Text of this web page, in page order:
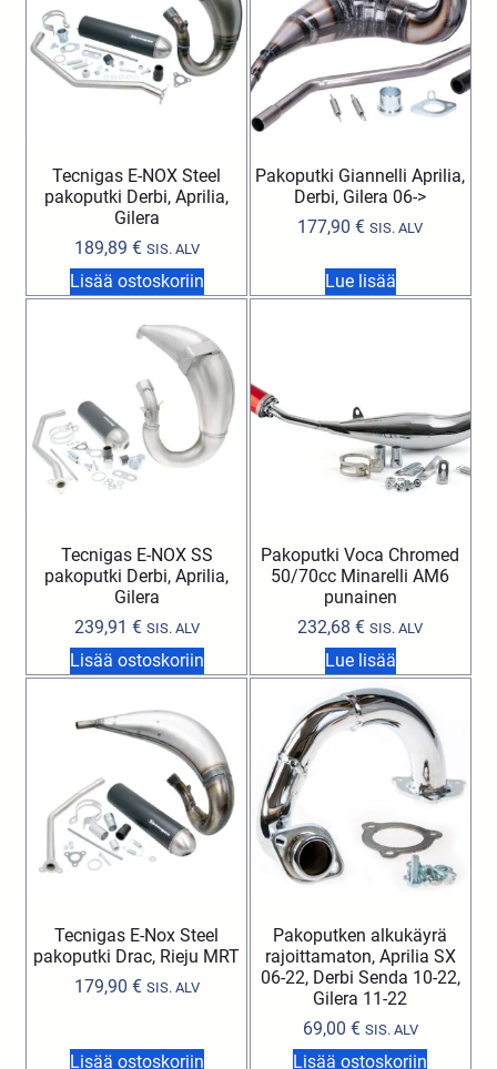
Tecnigas E-NOX Steel
pakoputki Derbi, Aprilia,
Gilera
189,89 € SIS. ALV
Lisää ostoskoriin
Pakoputki Giannelli Aprilia,
Derbi, Gilera 06->
177,90€ SIS. ALV
Lue lisää
Tecnigas E-NOX SS
pakoputki Derbi, Aprilia,
Gilera
239,91 € SIS. ALV
Lisää ostoskoriin
Pakoputki Voca Chromed
50/70cc Minarelli AM6
punainen
232,68€ SIS. ALV
Lue lisää
Tecnigas E-Nox Steel
pakoputki Drac, Rieju MRT
179,90 € SIS. ALV
Lisää ostoskoriin
Pakoputken alkukäyrä
rajoittamaton, Aprilia SX
06-22, Derbi Senda 10-22,
Gilera 11-22
69,00 € SIS. ALV
Lisää ostoskoriin